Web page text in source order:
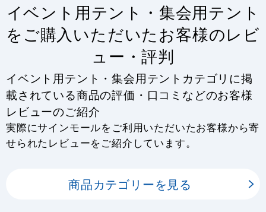
イベント用テント・集会用テント
をご購入いただいたお客様のレビ
ュー・評判
イベント用テント・集会用テントカテゴリに掲
載されている商品の評価・口コミなどのお客様
レビューのご紹介
実際にサインモールをご利用いただいたお客様から寄
せられたレビューをご紹介しています。
商品カテゴリーを見る